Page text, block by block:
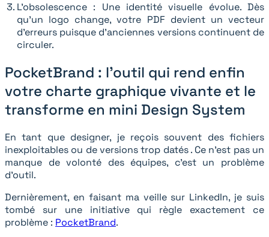
L’obsolescence : Une identité visuelle évolue. Dès
qu'un logo change, votre PDF devient un vecteur
d'erreurs puisque d'anciennes versions continuent de
circuler.
PocketBrand : l'outil qui rend enfin
votre charte graphique vivante et le
transforme en mini Design System
En tant que designer, je reçois souvent des fichiers
inexploitables ou de versions trop datés . Ce n’est pas un
manque de volonté des équipes, c’est un problème
d’outil.
Dernièrement, en faisant ma veille sur LinkedIn, je suis
tombé sur une initiative qui règle exactement ce
problème : PocketBrand.